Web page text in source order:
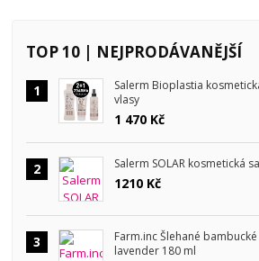
TOP 10 | NEJPRODÁVANĚJŠÍ
1
Salerm Bioplastia
vlasy
1 470 Kč
2 Salerm SOLAR kosmetická
1210 Kč
3
Farm.inc Šlehané
lavender 180 ml